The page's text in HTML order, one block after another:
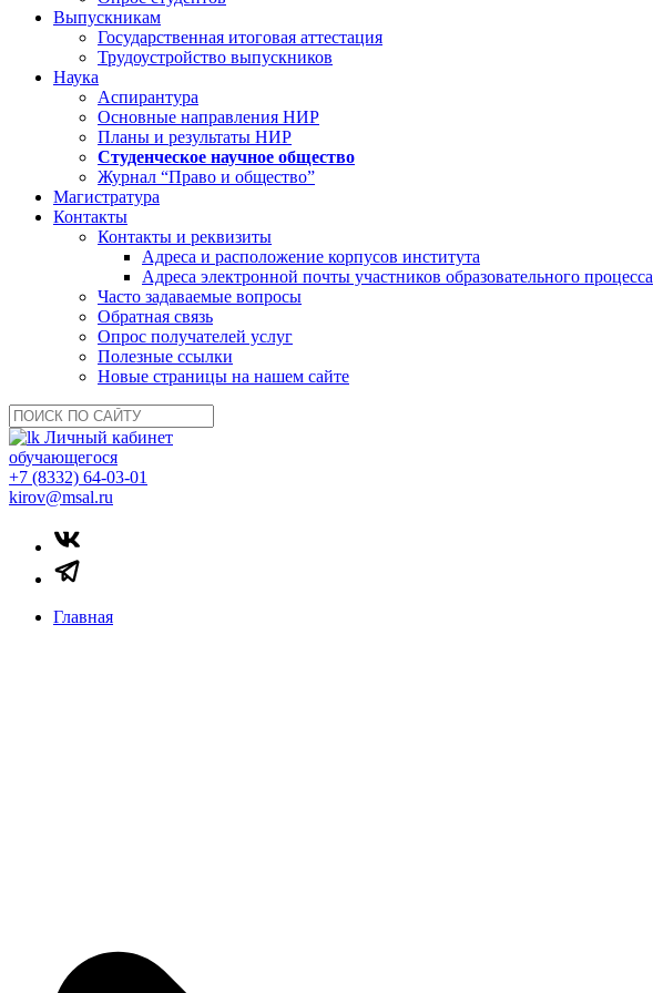
Выпускникам
Государственная итоговая аттестация
Трудоустройство выпускников
Наука
Аспирантура
Основные направления НИР
Планы и результаты НИР
Студенческое научное общество
Журнал “Право и общество”
Магистратура
Контакты
Контакты и реквизиты
Адреса и расположение корпусов института
Адреса электронной почты участников образовательного процесса
Часто задаваемые вопросы
Обратная связь
Опрос получателей услуг
Полезные ссылки
Новые страницы на нашем сайте
Личный кабинет
обучающегося
+7 (8332) 64-03-01
kirov@msal.ru
Главная